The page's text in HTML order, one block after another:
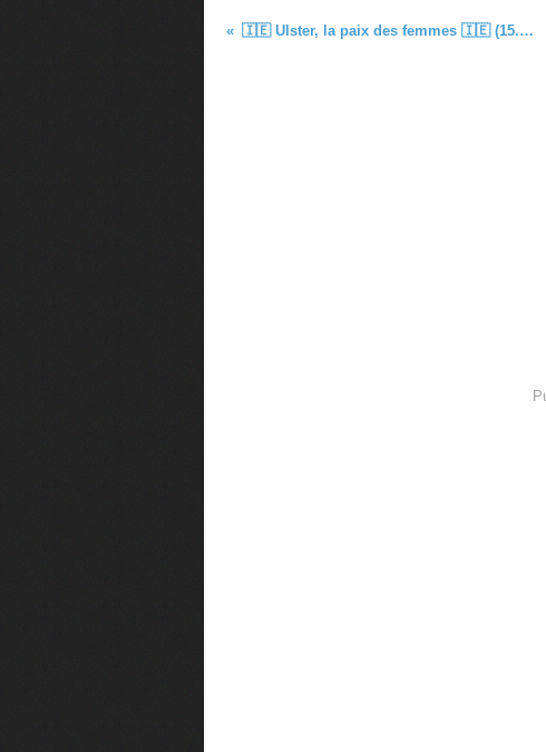
🇮🇪 Ulster, la paix des femmes 🇮🇪 (15.10.1976)